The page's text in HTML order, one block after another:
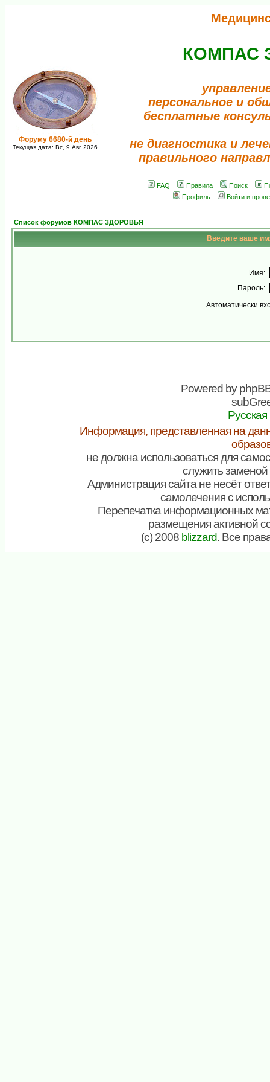
Форуму 6680-й день
Текущая дата: Вс, 9 Авг 2026
КОМПАС
персональное и
бесплатные
не диагностика и
правильного
FAQ Правила Поиск
Профиль
Войти и
Список форумов КОМПАС ЗДОРОВЬЯ
Введите ваше
Имя:
Пароль:
Автоматически
Powered by
Информация, представленная на
не должна использоваться для
служить заменой
Администрация сайта не несёт
самолечения с
Перепечатка информационных
размещения активной
(c) 2008 blizzard. Все